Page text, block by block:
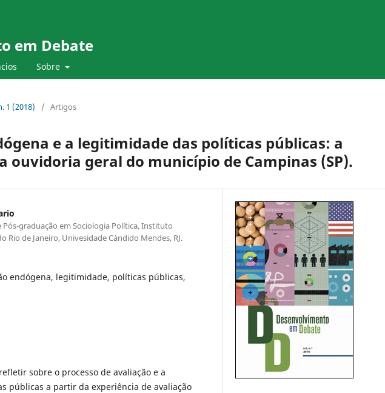
em Debate
Sobre
1 (2018) / Artigos
e a legitimidade das políticas públicas: a
ouvidoria geral do município de Campinas (SP).
graduação em Sociologia Política, Instituto
Rio de Janeiro, Univesidade Cándido Mendes, RJ.
endógena, legitimidade, políticas públicas,
sobre o processo de avaliação e a
públicas a partir da experiência de avaliação